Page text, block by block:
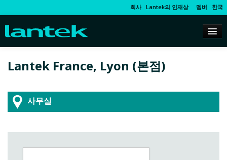
회사 Lantek의 인재상 멤버 한국
Lantek France, Lyon (본점)
사무실